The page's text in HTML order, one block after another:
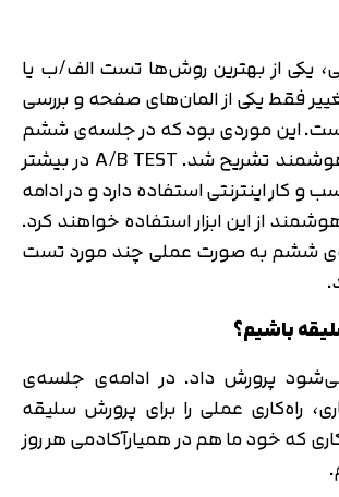
یکی از بهترین روش‌ها تست الف/ب یا
فقط یکی از المان‌های صفحه و بررسی
است. این موردی بود که در جلسه‌ی ششم
برای وبمستران هوشمند تشریح شد. A/B TEST در بیشتر
اینترنتی استفاده دارد و در ادامه
از این ابزار استفاده خواهند کرد.
ششم به صورت عملی چند مورد تست
باشیم؟
پرورش داد. در ادامه‌ی جلسه‌ی
راه‌کاری عملی را برای پرورش سلیقه
که خود ما هم در همیارآکادمی هر روز
دریافت مجدد کد:00:59